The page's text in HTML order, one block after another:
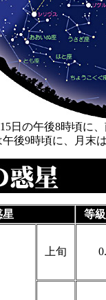
日の午後8時頃に
午後9時頃に、月末
星 等級
上旬